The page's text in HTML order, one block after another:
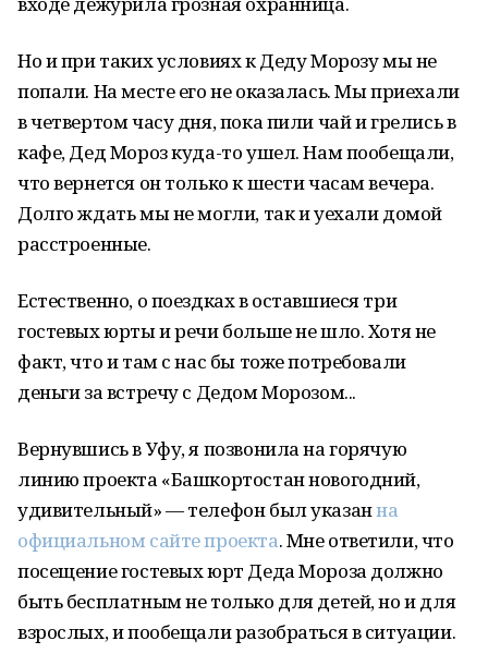
Но и при таких условиях к Деду Морозу мы не
попали. На месте его не оказалась. Мы приехали
в четвертом часу дня, пока пили чай и грелись в
кафе, Дед Мороз куда-то ушел. Нам пообещали,
что вернется он только к шести часам вечера.
Долго ждать мы не могли, так и уехали домой
расстроенные.
Естественно, о поездках в оставшиеся три
гостевых юрты и речи больше не шло. Хотя не
факт, что и там с нас бы тоже потребовали
деньги за встречу с Дедом Морозом...
Вернувшись в Уфу, я позвонила на горячую
линию проекта «Башкортостан новогодний,
удивительный» — телефон был указанна
официальном сайте проекта. Мне ответили, что
посещение гостевых юрт Деда Мороза должно
быть бесплатным не только для детей, но и для
взрослых, и пообещали разобраться в ситуации.